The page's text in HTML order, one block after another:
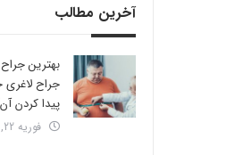
آخرین مطالب
جراح
پیدا کردن
فوریه 22, 2026